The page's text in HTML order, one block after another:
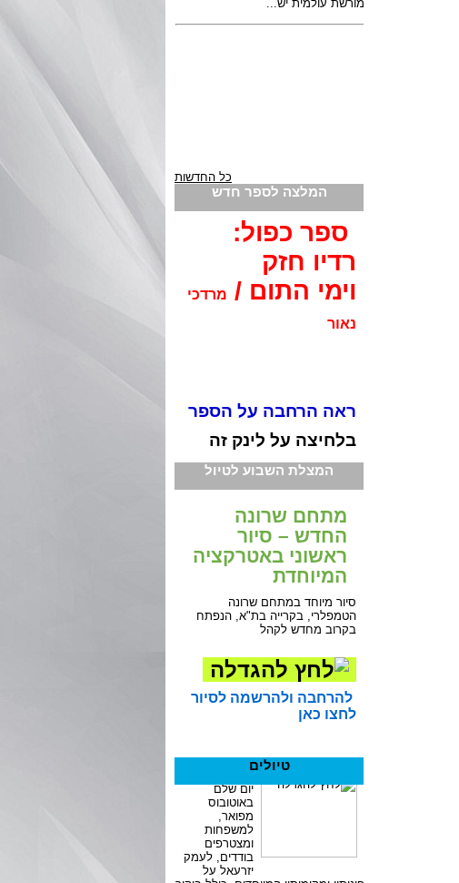
כל החדשות
המלצה לספר חדש
ספר כפול:
רדיו חזק
וימי התום / מרדכי
נאור
ראה הרחבה על הספר
בלחיצה על לינק זה
המצלת השבוע לטיול
מתחם שרונה
החדש – סיור
ראשוני באטרקציה
המיוחדת
סיור מיוחד במתחם שרונה
הטמפלרי, בקרייה בת"א, הנפתח
בקרוב מחדש לקהל
להרחבה ולהרשמה לסיור
לחצו כאן
טיולים